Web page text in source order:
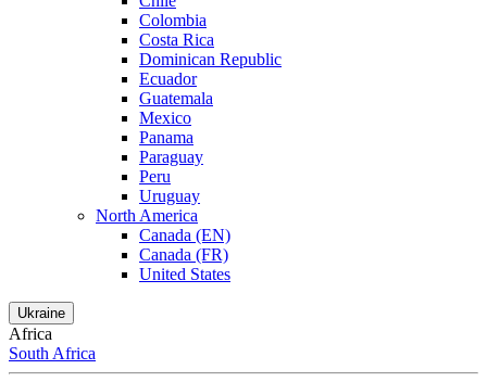
Colombia
Costa Rica
Dominican Republic
Ecuador
Guatemala
Mexico
Panama
Paraguay
Peru
Uruguay
North America
Canada (EN)
Canada (FR)
United States
Ukraine
Africa
South Africa